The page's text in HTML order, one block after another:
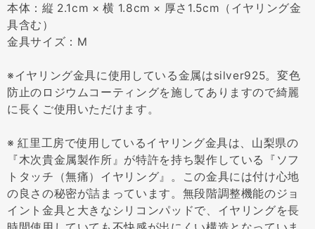
本体：縦 2.1cm × 横 1.8cm × 厚さ1.5cm（イヤリング金
具含む）
金具サイズ：M
※イヤリング金具に使用している金属はsilver925。変色
防止のロジウムコーティングを施してありますので綺麗
に長くご使用いただけます。
※ 紅里工房で使用しているイヤリング金具は、山梨県の
『木次貴金属製作所』が特許を持ち製作している『ソフ
トタッチ（無痛）イヤリング』。この金具には付け心地
の良さの秘密が詰まっています。無段階調整機能のジョ
イント金具と大きなシリコンパッドで、イヤリングを長